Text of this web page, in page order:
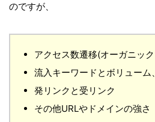
のですが、
アクセス数遷移(オーガニッ
流入キーワードとボリューム
発リンクと受リンク
その他URLやドメインの強さ